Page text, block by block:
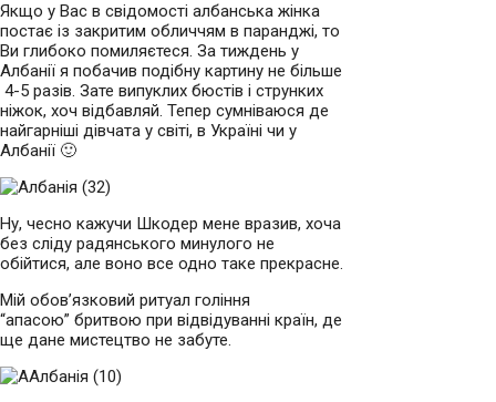
Якщо у Вас в свідомості албанська жінка
постає із закритим обличчям в паранджі, то
Ви глибоко помиляєтеся. За тиждень у
Албанії я побачив подібну картину не більше
4-5 разів. Зате випуклих бюстів і струнких
ніжок, хоч відбавляй. Тепер сумніваюся де
найгарніші дівчата у світі, в Україні чи у
Албанії 🙂
Ну, чесно кажучи Шкодер мене вразив, хоча
без сліду радянського минулого не
обійтися, але воно все одно таке прекрасне.
Мій обов’язковий ритуал гоління
“апасою” бритвою при відвідуванні країн, де
ще дане мистецтво не забуте.